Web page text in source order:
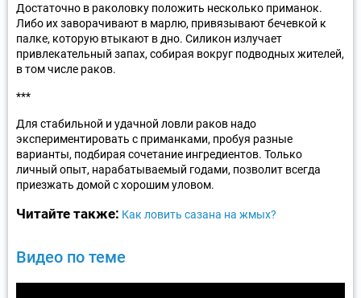
Достаточно в раколовку положить несколько приманок.
Либо их заворачивают в марлю, привязывают бечевкой к
палке, которую втыкают в дно. Силикон излучает
привлекательный запах, собирая вокруг подводных жителей,
в том числе раков.
***
Для стабильной и удачной ловли раков надо
экспериментировать с приманками, пробуя разные
варианты, подбирая сочетание ингредиентов. Только
личный опыт, нарабатываемый годами, позволит всегда
приезжать домой с хорошим уловом.
Читайте также: Как ловить сазана на жмых?
Видео по теме